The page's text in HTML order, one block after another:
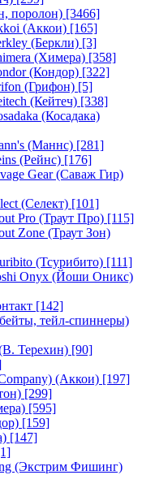
поролон) [3466]
(Аккои) [165]
(Беркли) [3]
(Химера) [358]
(Кондор) [322]
(Грифон) [5]
(Кейтеч) [338]
(Косадака)
(Маннс) [281]
(Рейнс) [176]
Gear (Саваж Гир)
(Селект) [101]
Pro (Траут Про) [115]
Zone (Траут Зон)
(Тсурибито) [111]
Onyx (Йоши Оникс)
[142]
тейл-спиннеры)
Терехин) [90]
(Аккои) [197]
[299]
[595]
[159]
[147]
(Экстрим Фишинг)